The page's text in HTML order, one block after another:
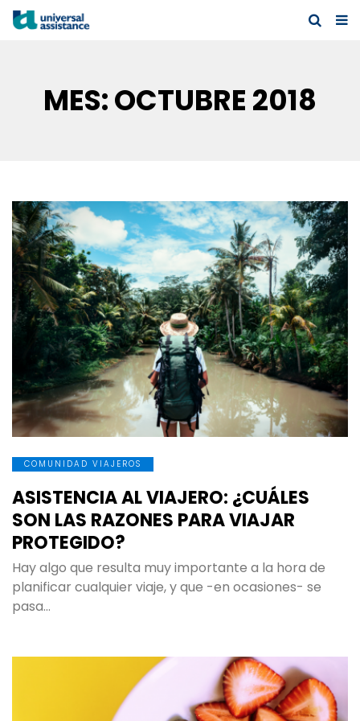
MES:OCTUBRE 2018
COMUNIDAD VIAJEROS
ASISTENCIA AL VIAJERO: ¿CUÁLES
SON LAS RAZONES PARA VIAJAR
PROTEGIDO?
Hay algo que resulta muy importante a la hora de
planificar cualquier viaje, y que -en ocasiones- se
pasa…